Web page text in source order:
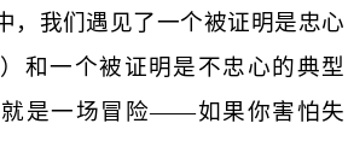
，我们遇见了一个被证明是忠心
和一个被证明是不忠心的典型
就是一场冒险——如果你害怕失